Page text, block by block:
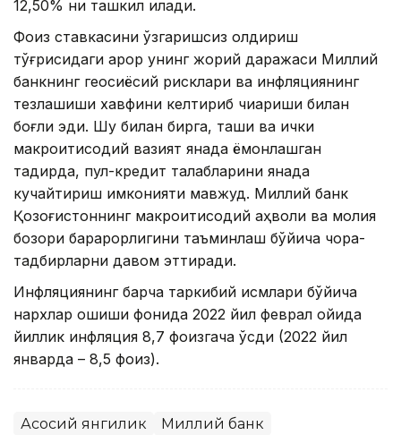
12,50% ни ташкил қилади.
Фоиз ставкасини ўзгаришсиз қолдириш
тўғрисидаги қарор унинг жорий даражаси Миллий
банкнинг геосиёсий рисклари ва инфляциянинг
тезлашиши хавфини келтириб чиқариши билан
боғлиқ эди. Шу билан бирга, ташқи ва ички
макроиқтисодий вазият янада ёмонлашган
тақдирда, пул-кредит талабларини янада
кучайтириш имконияти мавжуд. Миллий банк
Қозоғистоннинг макроиқтисодий аҳволи ва молия
бозори барқарорлигини таъминлаш бўйича чора-
тадбирларни давом эттиради.
Инфляциянинг барча таркибий қисмлари бўйича
нархлар ошиши фонида 2022 йил феврал ойида
йиллик инфляция 8,7 фоизгача ўсди (2022 йил
январда – 8,5 фоиз).
Асосий янгилик Миллий банк